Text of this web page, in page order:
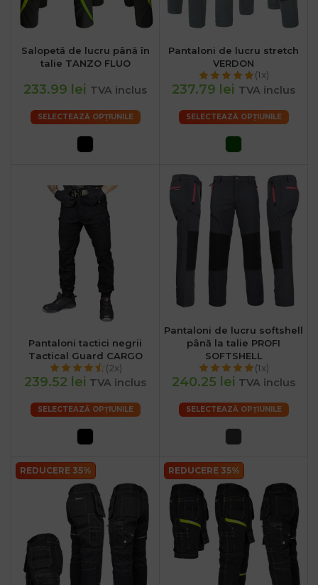
Salopetă de lucru până în
talie TANZO FLUO
233.99 lei TVA inclus
SELECTEAZĂ OPȚIUNILE
Pantaloni de lucru stretch
VERDON
(1x)
237.79 lei TVA inclus
SELECTEAZĂ OPȚIUNILE
Pantaloni tactici negrii
Tactical Guard CARGO
(2x)
239.52 lei TVA inclus
SELECTEAZĂ OPȚIUNILE
Pantaloni de lucru softshell
până la talie PROFI
SOFTSHELL
(1x)
240.25 lei TVA inclus
SELECTEAZĂ OPȚIUNILE
REDUCERE 35% REDUCERE 35%